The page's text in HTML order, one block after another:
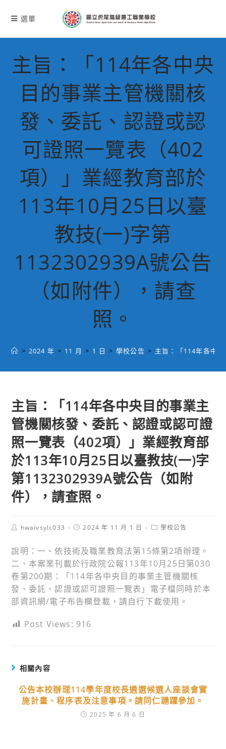
選單
主旨：「114年各中央
目的事業主管機關核
發、委託、認證或認
可證照一覽表（402
項）」業經教育部於
113年10月25日以臺
教技(一)字第
1132302939A號公告
（如附件），請查
照。
> 2024 年 > 11 月 > 1 日 > 學校公告 > 主旨：「114年各中
主旨：「114年各中央目的事業主
管機關核發、委託、認證或認可證
照一覽表（402項）」業經教育部
於113年10月25日以臺教技(一)字
第1132302939A號公告（如附
件），請查照。
Posthwaivsylc033
Post2024 年 11 月 1 日
Post學校公告
說明：一、依技術及職業教育法第15條第2項辦理。
二、本案業刊載於行政院公報113年10月25日第030
卷第200期：「114年各中央目的事業主管機關核
發、委託、認證或認可證照一覽表」電子檔同時於本
部資訊網/電子布告欄登載，請自行下載使用。
Post Views: 916
相關內容
公告本校辦理114學年度校長遴選候選人座談會實
施計畫、程序表及注意事項。請同仁踴躍參加。
2025 年 6 月 6 日